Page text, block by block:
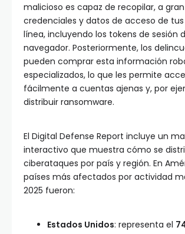
malicioso es capaz de recopilar, a
credenciales y datos de acceso de
línea, incluyendo los tokens de sesión
navegador. Posteriormente, los
pueden comprar esta información
especializados, lo que les permite
fácilmente a cuentas ajenas y, por
distribuir ransomware.
El Digital Defense Report incluye un
interactivo que muestra cómo se
ciberataques por país y región. En
países más afectados por actividad
2025 fueron:
Estados Unidos: representa el